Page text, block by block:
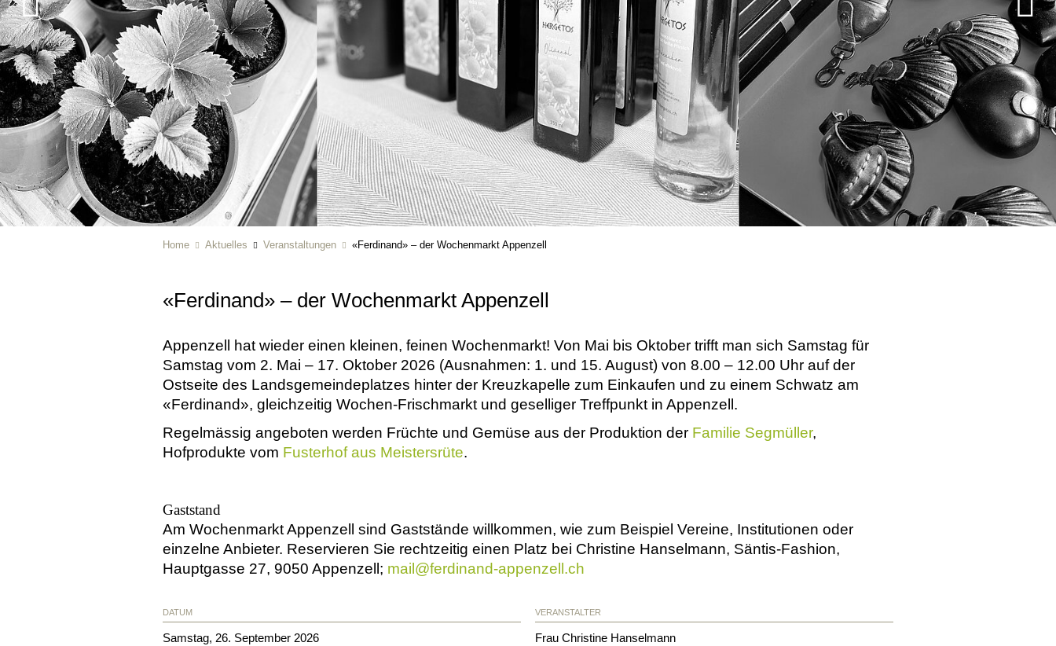
Home Aktuelles Veranstaltungen «Ferdinand» – der Wochenmarkt Appenzell
«Ferdinand» – der Wochenmarkt Appenzell
Appenzell hat wieder einen kleinen, feinen Wochenmarkt! Von Mai bis Oktober trifft man sich Samstag für
Samstag vom 2. Mai – 17. Oktober 2026 (Ausnahmen: 1. und 15. August) von 8.00 – 12.00 Uhr auf der
Ostseite des Landsgemeindeplatzes hinter der Kreuzkapelle zum Einkaufen und zu einem Schwatz am
«Ferdinand», gleichzeitig Wochen-Frischmarkt und geselliger Treffpunkt in Appenzell.
Regelmässig angeboten werden Früchte und Gemüse aus der Produktion der Familie Segmüller,
Hofprodukte vom Fusterhof aus Meistersrüte.
Gaststand
Am Wochenmarkt Appenzell sind Gaststände willkommen, wie zum Beispiel Vereine, Institutionen oder
einzelne Anbieter. Reservieren Sie rechtzeitig einen Platz bei Christine Hanselmann, Säntis-Fashion,
Hauptgasse 27, 9050 Appenzell; mail@ferdinand-appenzell.ch
DATUM
Samstag, 26. September 2026
VERANSTALTER
Frau Christine Hanselmann